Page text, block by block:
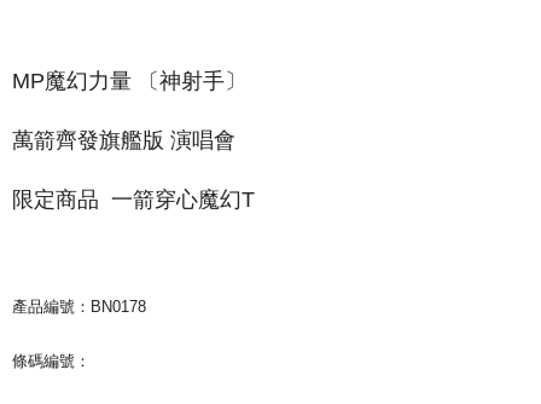
付款後全家取貨
配送毎にNT$65、NT$1,000以上で送料無料
宅配
MP魔幻力量 〔神射手〕
萬箭齊發旗艦版 演唱會
限定商品 一箭穿心魔幻T
產品編號：BN0178
條碼編號：